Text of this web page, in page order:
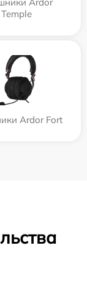
Temple
Ardor Fort